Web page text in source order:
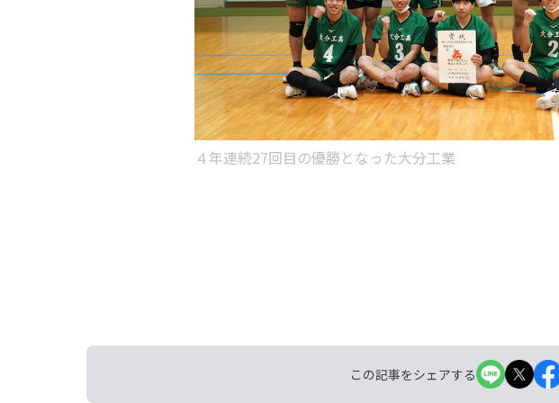
４年連続27回目の優勝となった大分工業
この記事をシェアする